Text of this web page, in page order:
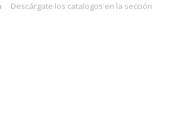
Descárgate los catalogos en la sección